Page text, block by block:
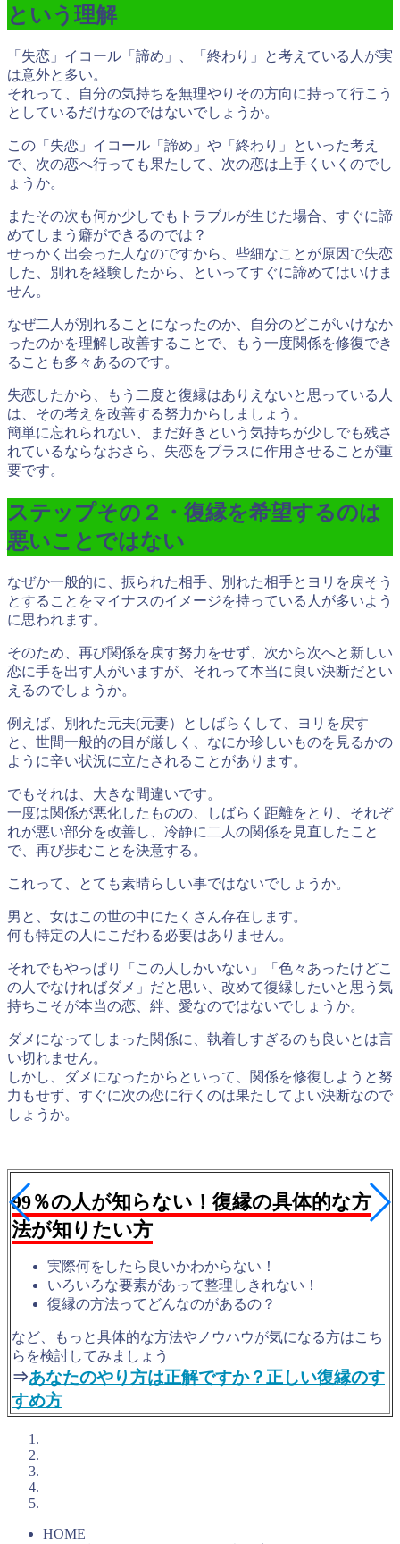
という理解
「失恋」イコール「諦め」、「終わり」と考えている人が実
は意外と多い。
それって、自分の気持ちを無理やりその方向に持って行こう
としているだけなのではないでしょうか。
この「失恋」イコール「諦め」や「終わり」といった考え
で、次の恋へ行っても果たして、次の恋は上手くいくのでし
ょうか。
またその次も何か少しでもトラブルが生じた場合、すぐに諦
めてしまう癖ができるのでは？
せっかく出会った人なのですから、些細なことが原因で失恋
した、別れを経験したから、といってすぐに諦めてはいけま
せん。
なぜ二人が別れることになったのか、自分のどこがいけなか
ったのかを理解し改善することで、もう一度関係を修復でき
ることも多々あるのです。
失恋したから、もう二度と復縁はありえないと思っている人
は、 その考えを改善する努力からしましょう。
簡単に忘れられない、まだ好きという気持ちが少しでも残さ
れているならなおさら、失恋をプラスに作用させることが重
要です。
ステップその２・復縁を希望するのは
悪いことではない
なぜか一般的に、振られた相手、別れた相手とヨリを戻そう
とすることをマイナスのイメージを持っている人が多いよう
に思われます。
そのため、再び関係を戻す努力をせず、次から次へと新しい
恋に手を出す人がいますが、それって本当に良い決断だとい
えるのでしょうか。
例えば、別れた元夫(元妻）としばらくして、ヨリを戻す
と、世間一般的の目が厳しく、なにか珍しいものを見るかの
ように辛い状況に立たされることがあります。
でもそれは、大きな間違いです。
一度は関係が悪化したものの、しばらく距離をとり、それぞ
れが悪い部分を改善し、冷静に二人の関係を見直したこと
で、再び歩むことを決意する。
これって、とても素晴らしい事ではないでしょうか。
男と、女はこの世の中にたくさん存在します。
何も特定の人にこだわる必要はありません。
それでもやっぱり「この人しかいない」「色々あったけどこ
の人でなければダメ」だと思い、改めて復縁したいと思う気
持ちこそが本当の恋、絆、愛なのではないでしょうか。
ダメになってしまった関係に、執着しすぎるのも良いとは言
い切れません。
しかし、ダメになったからといって、関係を修復しようと努
力もせず、すぐに次の恋に行くのは果たしてよい決断なので
しょうか。
99％の人が知らない！復縁の具体的な方
法が知りたい方
実際何をしたら良いかわからない！
いろいろな要素があって整理しきれない！
復縁の方法ってどんなのがあるの？
など、もっと具体的な方法やノウハウが気になる方はこち
らを検討してみましょう
⇒あなたのやり方は正解ですか？正しい復縁のす
すめ方
HOME